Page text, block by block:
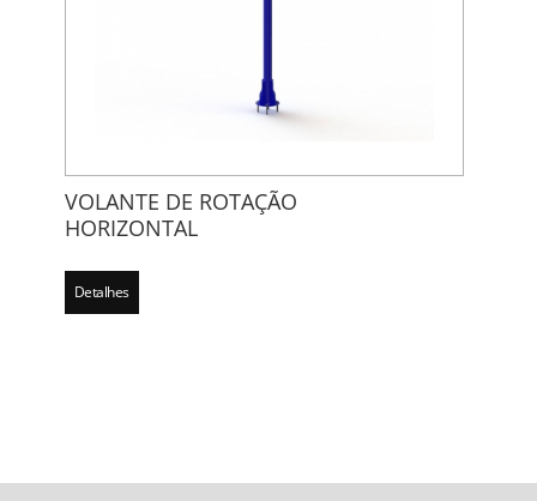
VOLANTE DE ROTAÇÃO
HORIZONTAL
Detalhes